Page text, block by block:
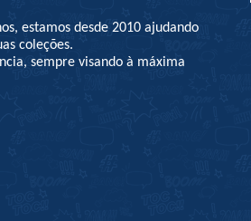
estamos desde 2010 ajudando
coleções.
sempre visando à máxima